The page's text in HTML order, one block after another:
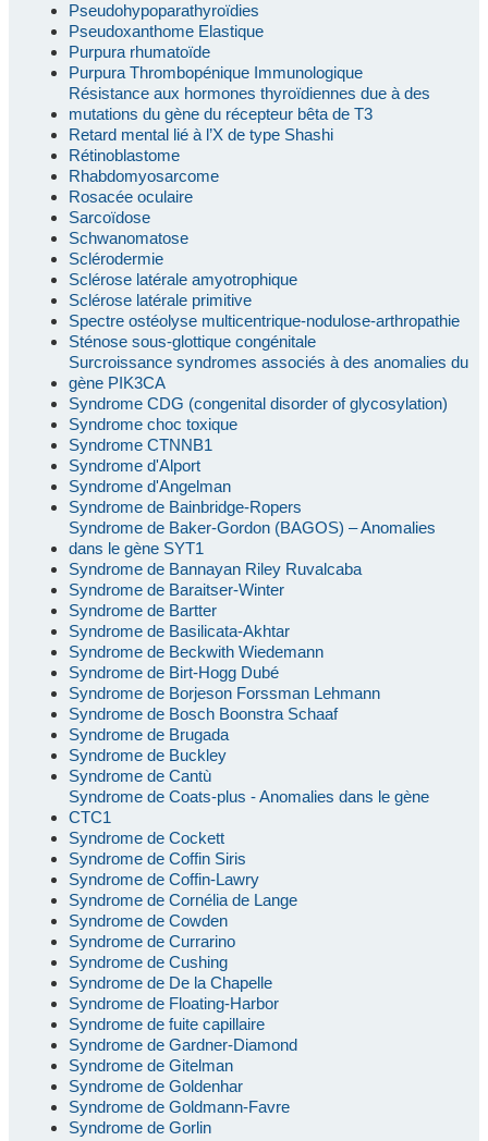
Pseudohypoparathyroïdies
Pseudoxanthome Elastique
Purpura rhumatoïde
Purpura Thrombopénique Immunologique
Résistance aux hormones thyroïdiennes due à des
mutations du gène du récepteur bêta de T3
Retard mental lié à l’X de type Shashi
Rétinoblastome
Rhabdomyosarcome
Rosacée oculaire
Sarcoïdose
Schwanomatose
Sclérodermie
Sclérose latérale amyotrophique
Sclérose latérale primitive
Spectre ostéolyse multicentrique-nodulose-arthropathie
Sténose sous-glottique congénitale
Surcroissance syndromes associés à des anomalies du
gène PIK3CA
Syndrome CDG (congenital disorder of glycosylation)
Syndrome choc toxique
Syndrome CTNNB1
Syndrome d'Alport
Syndrome d'Angelman
Syndrome de Bainbridge-Ropers
Syndrome de Baker-Gordon (BAGOS) – Anomalies
dans le gène SYT1
Syndrome de Bannayan Riley Ruvalcaba
Syndrome de Baraitser-Winter
Syndrome de Bartter
Syndrome de Basilicata-Akhtar
Syndrome de Beckwith Wiedemann
Syndrome de Birt-Hogg Dubé
Syndrome de Borjeson Forssman Lehmann
Syndrome de Bosch Boonstra Schaaf
Syndrome de Brugada
Syndrome de Buckley
Syndrome de Cantù
Syndrome de Coats-plus - Anomalies dans le gène
CTC1
Syndrome de Cockett
Syndrome de Coffin Siris
Syndrome de Coffin-Lawry
Syndrome de Cornélia de Lange
Syndrome de Cowden
Syndrome de Currarino
Syndrome de Cushing
Syndrome de De la Chapelle
Syndrome de Floating-Harbor
Syndrome de fuite capillaire
Syndrome de Gardner-Diamond
Syndrome de Gitelman
Syndrome de Goldenhar
Syndrome de Goldmann-Favre
Syndrome de Gorlin